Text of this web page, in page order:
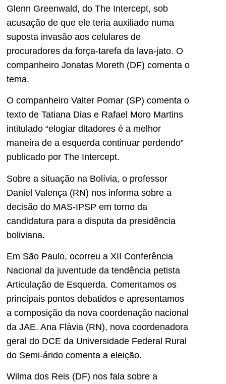
Glenn Greenwald, do The Intercept, sob
acusação de que ele teria auxiliado numa
suposta invasão aos celulares de
procuradores da força-tarefa da lava-jato. O
companheiro Jonatas Moreth (DF) comenta o
tema.
O companheiro Valter Pomar (SP) comenta o
texto de Tatiana Dias e Rafael Moro Martins
intitulado “elogiar ditadores é a melhor
maneira de a esquerda continuar perdendo”
publicado por The Intercept.
Sobre a situação na Bolívia, o professor
Daniel Valença (RN) nos informa sobre a
decisão do MAS-IPSP em torno da
candidatura para a disputa da presidência
boliviana.
Em São Paulo, ocorreu a XII Conferência
Nacional da juventude da tendência petista
Articulação de Esquerda. Comentamos os
principais pontos debatidos e apresentamos
a composição da nova coordenação nacional
da JAE. Ana Flávia (RN), nova coordenadora
geral do DCE da Universidade Federal Rural
do Semi-árido comenta a eleição.
Wilma dos Reis (DF) nos fala sobre a